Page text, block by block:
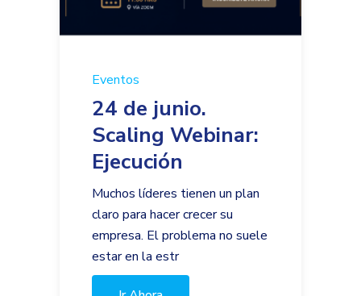
Eventos
24 de junio.
Scaling Webinar:
Ejecución
Muchos líderes tienen un plan
claro para hacer crecer su
empresa. El problema no suele
estar en la estr